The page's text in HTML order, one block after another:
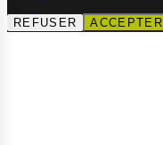
REFUSER ACCEPTER